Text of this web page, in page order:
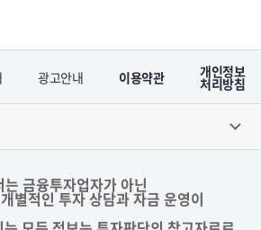
광고안내 이용약관 개인정보
처리방침
금융투자업자가 아닌
별적인 투자 상담과 자금 운영이